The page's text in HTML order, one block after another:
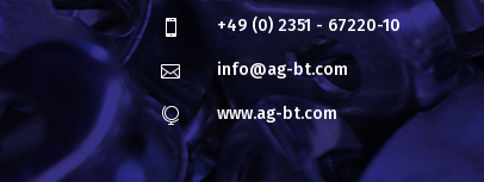
 +49 (0) 2351 - 67220-10
 info@ag-bt.com
 www.ag-bt.com